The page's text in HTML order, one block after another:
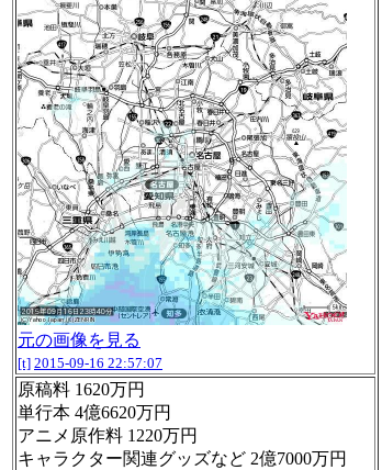
元の画像を見る
[t] 2015-09-16 22:57:07
原稿料 1620万円
単行本 4億6620万円
アニメ原作料 1220万円
キャラクター関連グッズなど 2億7000万円